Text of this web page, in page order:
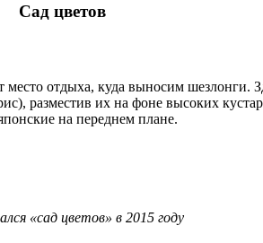
Сад цветов
отдыха, куда выносим шезлонги.
разместив их на фоне высоких
на переднем плане.
«сад цветов» в 2015 году